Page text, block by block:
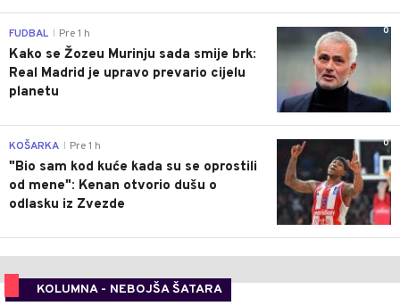
0
FUDBAL Pre 1 h
Kako se Žozeu Murinju sada smije brk:
Real Madrid je upravo prevario cijelu
planetu
0
KOŠARKA Pre 1 h
"Bio sam kod kuće kada su se oprostili
od mene": Kenan otvorio dušu o
odlasku iz Zvezde
KOLUMNA - NEBOJŠA ŠATARA